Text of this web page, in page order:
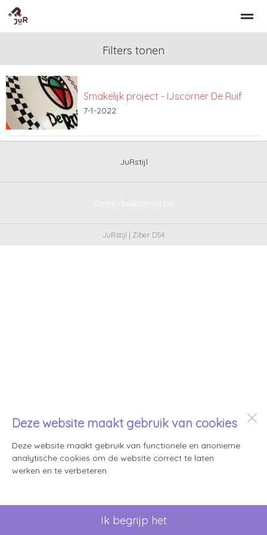
Zoeken Nieuws Bellen
Deze website maakt gebruik van cookies
Deze website maakt gebruik van functionele en anonieme
analytische cookies om de website correct te laten
werken en te verbeteren.
Ik begrijp het
Filters tonen
Smakelijk project - IJscorner De Ruif
7-1-2022
JuRstijl
JuRstijl | Ziber DS4